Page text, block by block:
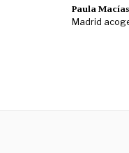
Paula Macías
Madrid